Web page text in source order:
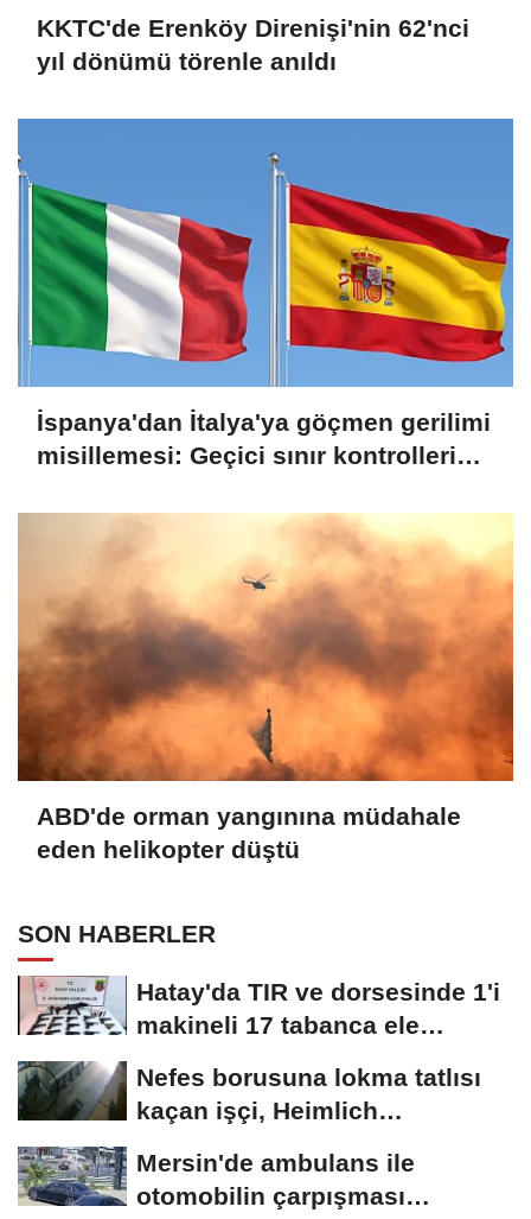
KKTC'de Erenköy Direnişi'nin 62'nci
yıl dönümü törenle anıldı
İspanya'dan İtalya'ya göçmen gerilimi
misillemesi: Geçici sınır kontrolleri
ABD'de orman yangınına müdahale
eden helikopter düştü
SON HABERLER
Hatay'da TIR ve dorsesinde 1'i
makineli 17 tabanca ele
Nefes borusuna lokma tatlısı
kaçan işçi, Heimlich
Mersin'de ambulans ile
otomobilin çarpışması